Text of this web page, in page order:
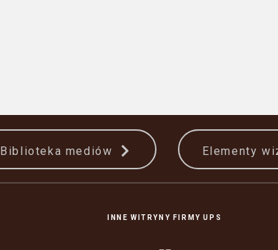
Biblioteka mediów Elementy
INNE WITRYNY FIRMY UPS